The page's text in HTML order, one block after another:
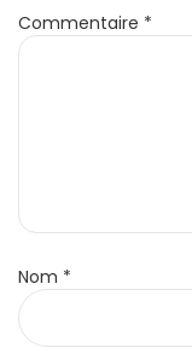
Commentaire *
Nom *